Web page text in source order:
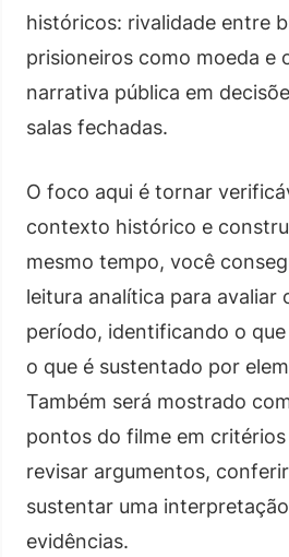
históricos: rivalidade entre
prisioneiros como moeda e
narrativa pública em
salas fechadas.
O foco aqui é tornar
contexto histórico e
mesmo tempo, você
leitura analítica para avaliar
período, identificando o
o que é sustentado por
Também será mostrado
pontos do filme em
revisar argumentos,
sustentar uma
evidências.